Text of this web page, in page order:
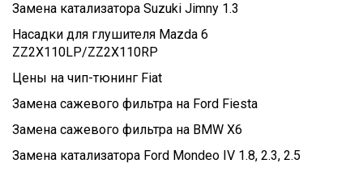
Замена катализатора Suzuki Jimny 1.3
Насадки для глушителя Mazda 6
ZZ2X110LP/ZZ2X110RP
Цены на чип-тюнинг Fiat
Замена сажевого фильтра на Ford Fiesta
Замена сажевого фильтра на BMW X6
Замена катализатора Ford Mondeo IV 1.8, 2.3, 2.5